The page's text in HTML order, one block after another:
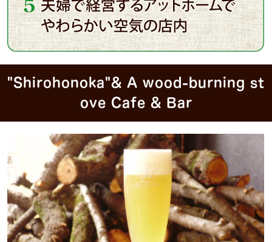
"Shirohonoka"& A wood-burning st
ove Cafe & Bar